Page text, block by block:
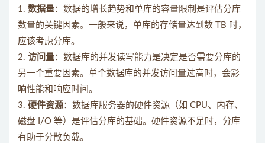
1. 数据量：数据的增长趋势和单库的容量限制是评估分库
数量的关键因素。一般来说，单库的存储量达到数 TB 时，
应该考虑分库。
2. 访问量：数据库的并发读写能力是决定是否需要分库的
另一个重要因素。单个数据库的并发访问量过高时，会影
响性能和响应时间。
3. 硬件资源：数据库服务器的硬件资源（如 CPU、内存、
磁盘 I/O 等）是评估分库的基础。硬件资源不足时，分库
有助于分散负载。